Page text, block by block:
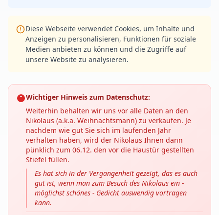
Diese Webseite verwendet Cookies, um Inhalte und
Anzeigen zu personalisieren, Funktionen für soziale
Medien anbieten zu können und die Zugriffe auf
unsere Website zu analysieren.
Wichtiger Hinweis zum Datenschutz:
Weiterhin behalten wir uns vor alle Daten an den
Nikolaus (a.k.a. Weihnachtsmann) zu verkaufen. Je
nachdem wie gut Sie sich im laufenden Jahr
verhalten haben, wird der Nikolaus Ihnen dann
pünklich zum 06.12. den vor die Haustür gestellten
Stiefel füllen.
Es hat sich in der Vergangenheit gezeigt, das es auch
gut ist, wenn man zum Besuch des Nikolaus ein -
möglichst schönes - Gedicht auswendig vortragen
kann.